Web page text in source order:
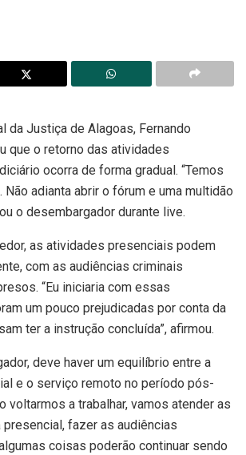
da Justiça de Alagoas, Fernando
que o retorno das atividades
ocorra de forma gradual. “Temos
adianta abrir o fórum e uma multidão
o desembargador durante live.
as atividades presenciais podem
com as audiências criminais
“Eu iniciaria com essas
um pouco prejudicadas por conta da
ter a instrução concluída”, afirmou.
deve haver um equilíbrio entre a
e o serviço remoto no período pós-
voltarmos a trabalhar, vamos atender as
fazer as audiências
coisas poderão continuar sendo